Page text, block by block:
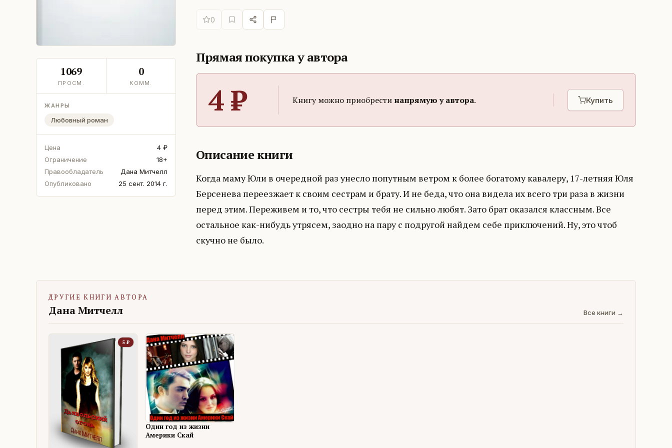
1069
ПРОСМ.
0
КОММ.
ЖАНРЫ
Любовный роман
Цена
4 ₽
Ограничение
18+
Правообладатель
Дана Митчелл
Опубликовано
25 сент. 2014 г.
0
Прямая покупка у автора
4₽ Книгу можно приобрести напрямую у автора. Купить
Описание книги
Когда маму Юли в очередной раз унесло попутным ветром к более богатому кавалеру, 17-летняя Юля
Берсенева переезжает к своим сестрам и брату. И не беда, что она видела их всего три раза в жизни
перед этим. Переживем и то, что сестры тебя не сильно любят. Зато брат оказался классным. Все
остальное как-нибудь утрясем, заодно на пару с подругой найдем себе приключений. Ну, это чтоб
скучно не было.
ДРУГИЕ КНИГИ АВТОРА
Дана Митчелл Все книги →
5 ₽
Один год из жизни
Америки Скай